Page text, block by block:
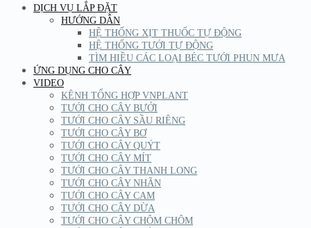
DỊCH VỤ LẮP ĐẶT
HƯỚNG DẪN
HỆ THỐNG XỊT THUỐC TỰ ĐỘNG
HỆ THỐNG TƯỚI TỰ ĐỘNG
TÌM HIỀU CÁC LOẠI BÉC TƯỚI PHUN MƯA
ỨNG DỤNG CHO CÂY
VIDEO
KÊNH TỔNG HỢP VNPLANT
TƯỚI CHO CÂY BƯỞI
TƯỚI CHO CÂY SẦU RIÊNG
TƯỚI CHO CÂY BƠ
TƯỚI CHO CÂY QUÝT
TƯỚI CHO CÂY MÍT
TƯỚI CHO CÂY THANH LONG
TƯỚI CHO CÂY NHÃN
TƯỚI CHO CÂY CAM
TƯỚI CHO CÂY DỪA
TƯỚI CHO CÂY CHÔM CHÔM